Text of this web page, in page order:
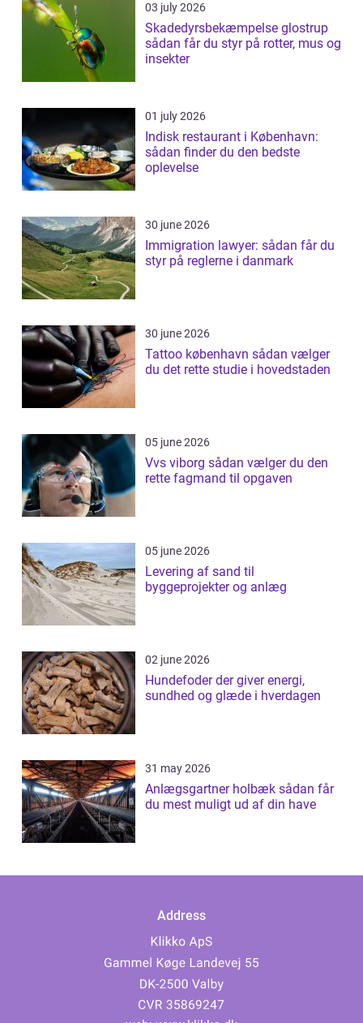
03 july 2026
Skadedyrsbekæmpelse glostrup
sådan får du styr på rotter, mus og
insekter
01 july 2026
Indisk restaurant i København:
sådan finder du den bedste
oplevelse
30 june 2026
Immigration lawyer: sådan får du
styr på reglerne i danmark
30 june 2026
Tattoo københavn sådan vælger
du det rette studie i hovedstaden
05 june 2026
Vvs viborg sådan vælger du den
rette fagmand til opgaven
05 june 2026
Levering af sand til
byggeprojekter og anlæg
02 june 2026
Hundefoder der giver energi,
sundhed og glæde i hverdagen
31 may 2026
Anlægsgartner holbæk sådan får
du mest muligt ud af din have
Address